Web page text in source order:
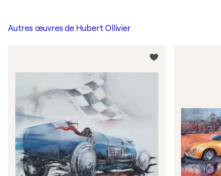
Autres œuvres de Hubert Ollivier